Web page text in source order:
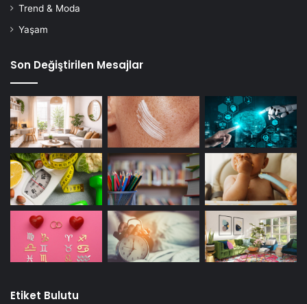
Trend & Moda
Yaşam
Son Değiştirilen Mesajlar
Etiket Bulutu